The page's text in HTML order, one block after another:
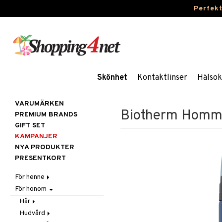
Skönhet Kontaktlinser
Biotherm
VARUMÄRKEN
PREMIUM BRANDS
GIFT SET
KAMPANJER
NYA PRODUKTER
PRESENTKORT
För henne
Hår
Accessoarer
Balsam
Hudvård
Ansiktscremer
Kosmetika
För honom
Hår
Balsam
Hudvård